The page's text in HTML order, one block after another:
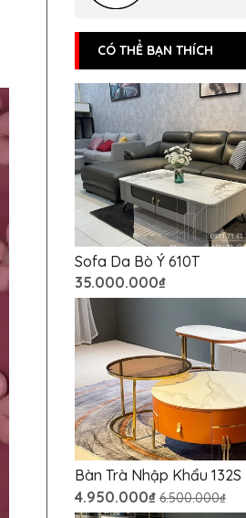
CÓ THỂ BẠN THÍCH
Sofa Da Bò Ý 610T
35.000.000₫
Bàn Trà Nhập Khẩu 132S
4.950.000₫ 6.500.000₫